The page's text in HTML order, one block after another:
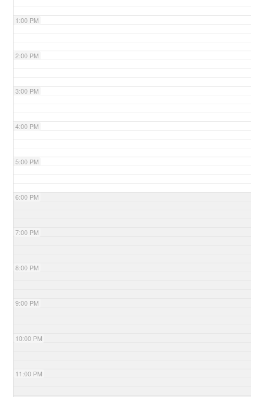
1:00 PM
2:00 PM
3:00 PM
4:00 PM
5:00 PM
6:00 PM
7:00 PM
8:00 PM
9:00 PM
10:00 PM
11:00 PM